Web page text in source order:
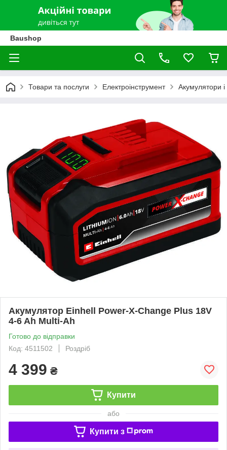
Baushop
Товари та послуги Електроінструмент Акумулятори
Акумулятор Einhell Power-X-Change Plus 18V
4-6 Ah Multi-Ah
Готово до відправки
Код: 4511502
Роздріб
4 399 ₴
Купити
або
Купити з